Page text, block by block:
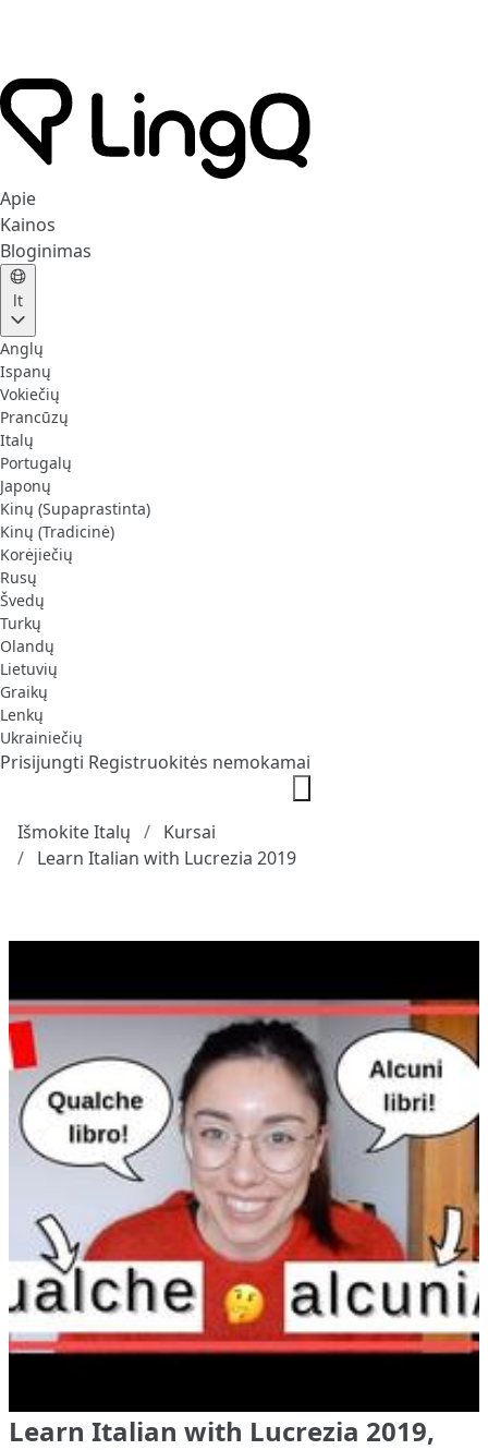
Apie
Kainos
Bloginimas
lt
Anglų
Ispanų
Vokiečių
Prancūzų
Italų
Portugalų
Japonų
Kinų (Supaprastinta)
Kinų (Tradicinė)
Korėjiečių
Rusų
Švedų
Turkų
Olandų
Lietuvių
Graikų
Lenkų
Ukrainiečių
Prisijungti Registruokitės nemokamai
Išmokite Italų
Kursai
Learn Italian with Lucrezia 2019
Learn Italian with Lucrezia 2019,